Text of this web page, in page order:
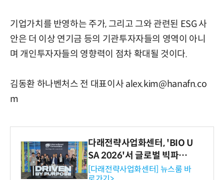
기업가치를 반영하는 주가, 그리고 그와 관련된 ESG 사
안은 더 이상 연기금 등의 기관투자자들의 영역이 아니
며 개인투자자들의 영향력이 점차 확대될 것이다.
김동환 하나벤처스 전 대표이사 alex.kim@hanafn.co
m
다래전략사업화센터, 'BIO U
SA 2026'서 글로벌 빅파마
와의 비즈니스 미팅 지원…K
[다래전략사업화센터] 뉴스룸 바